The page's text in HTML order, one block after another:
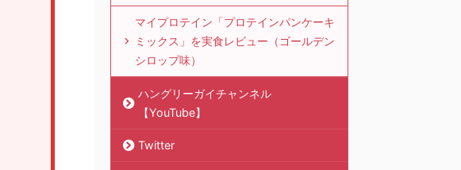
マイプロテイン「プロテインパンケーキ
ミックス」を実食レビュー（ゴールデン
シロップ味）
ハングリーガイチャンネル
【YouTube】
Twitter